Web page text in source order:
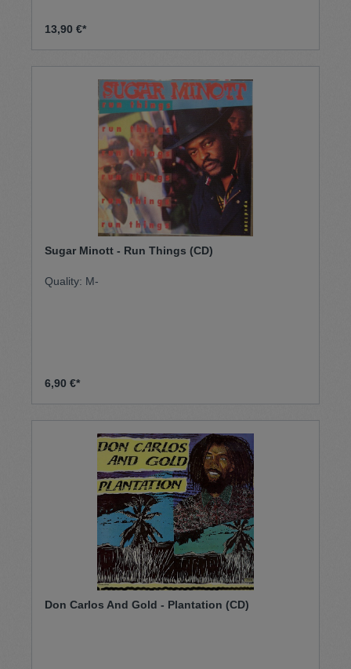
13,90 €*
Sugar Minott - Run Things (CD)
Quality: M-
6,90 €*
Don Carlos And Gold - Plantation (CD)